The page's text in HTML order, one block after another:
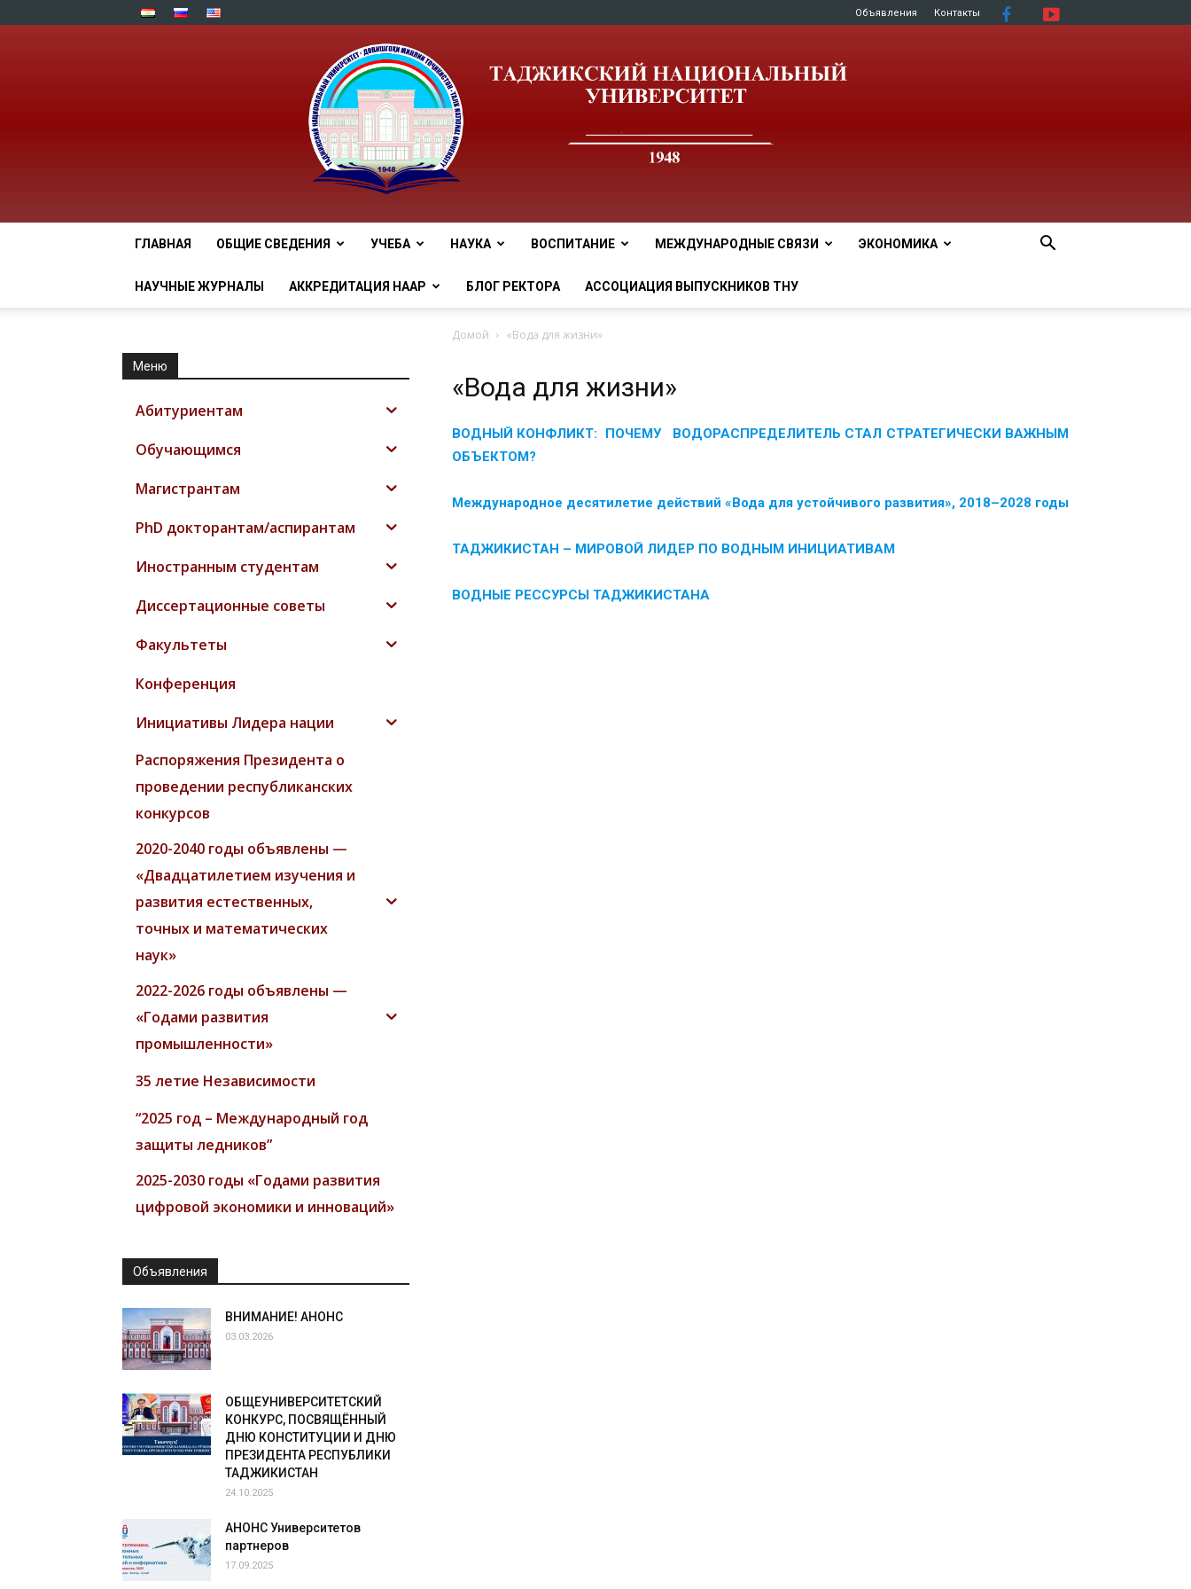
Объявления Контакты
tnu
ГЛАВНАЯ ОБЩИЕ СВЕДЕНИЯ УЧЕБА НАУКА ВОСПИТАНИЕ МЕЖДУНАРОДНЫЕ СВЯЗИ ЭКОНОМИКА
НАУЧНЫЕ ЖУРНАЛЫ АККРЕДИТАЦИЯ НААР БЛОГ РЕКТОРА АССОЦИАЦИЯ ВЫПУСКНИКОВ ТНУ
Домой «Вода для жизни»
«Вода для жизни»
ВОДНЫЙ КОНФЛИКТ: ПОЧЕМУ ВОДОРАСПРЕДЕЛИТЕЛЬ СТАЛ СТРАТЕГИЧЕСКИ ВАЖНЫМ
ОБЪЕКТОМ?
Международное десятилетие действий «Вода для устойчивого развития», 2018–2028 годы
ТАДЖИКИСТАН – МИРОВОЙ ЛИДЕР ПО ВОДНЫМ ИНИЦИАТИВАМ
ВОДНЫЕ РЕССУРСЫ ТАДЖИКИСТАНА
Меню
Абитуриентам
Обучающимся
Магистрантам
PhD докторантам/аспирантам
Иностранным студентам
Диссертационные советы
Факультеты
Конференция
Инициативы Лидера нации
Распоряжения Президента о
проведении республиканских
конкурсов
2020-2040 годы объявлены —
«Двадцатилетием изучения и
развития естественных,
точных и математических
наук»
2022-2026 годы объявлены —
«Годами развития
промышленности»
35 летие Независимости
“2025 год – Международный год
защиты ледников”
2025-2030 годы «Годами развития
цифровой экономики и инноваций»
Объявления
ВНИМАНИЕ! АНОНС
03.03.2026
ОБЩЕУНИВЕРСИТЕТСКИЙ
КОНКУРС, ПОСВЯЩЁННЫЙ
ДНЮ КОНСТИТУЦИИ И ДНЮ
ПРЕЗИДЕНТА РЕСПУБЛИКИ
ТАДЖИКИСТАН
24.10.2025
АНОНС Университетов
партнеров
17.09.2025